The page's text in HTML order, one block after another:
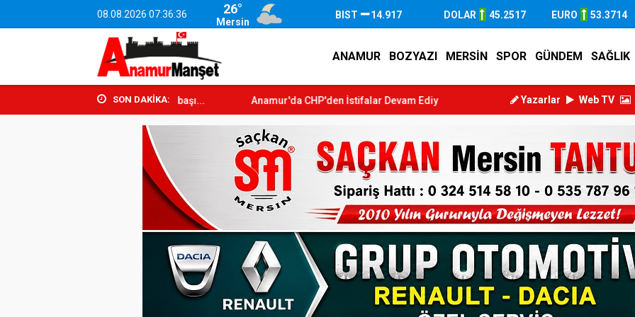
08.08.2026 07:36:38 26°
Mersin
BIST 14.917 DOLAR 45.2517 EURO 53.3714
ANAMUR BOZYAZI MERSİN SPOR GÜNDEM SAĞLIK
SON DAKİKA:Anamur'da CHP'den İstifalar Devam Ediyor: Bir... Çetin Mutlu: "YENİ Parti ile Anamur'da Yeni B... Çetin
Yazarlar Web TV